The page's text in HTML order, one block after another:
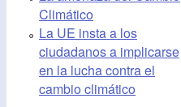
Climático
La UE insta a los
ciudadanos a implicarse
en la lucha contra el
cambio climático